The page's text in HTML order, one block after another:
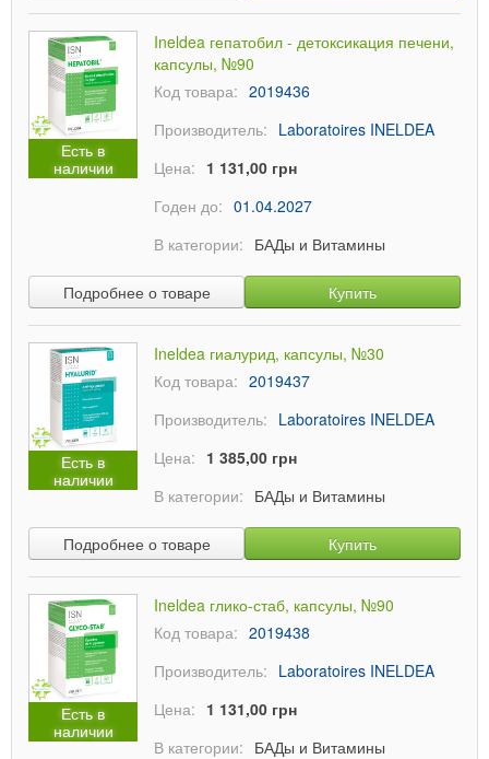
Есть в
наличии
Ineldea гепатобил - детоксикация печени,
капсулы, №90
Код товара: 2019436
Производитель: Laboratoires INELDEA
Цена: 1 131,00 грн
Годен до: 01.04.2027
В категории: БАДы и Витамины
Подробнее о товаре Купить
Есть в
наличии
Ineldea гиалурид, капсулы, №30
Код товара: 2019437
Производитель: Laboratoires INELDEA
Цена: 1 385,00 грн
В категории: БАДы и Витамины
Подробнее о товаре Купить
Есть в
наличии
Ineldea глико-стаб, капсулы, №90
Код товара: 2019438
Производитель: Laboratoires INELDEA
Цена: 1 131,00 грн
В категории: БАДы и Витамины